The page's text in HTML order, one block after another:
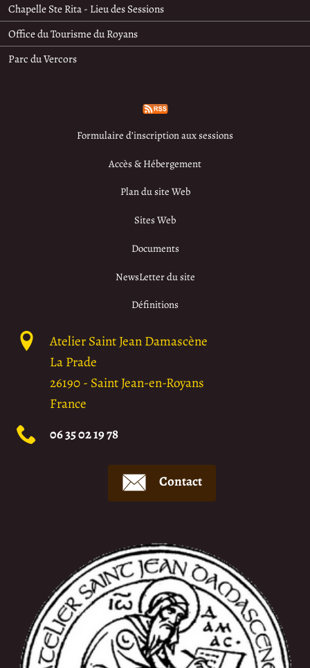
Chapelle Ste Rita - Lieu des Sessions
Office du Tourisme du Royans
Parc du Vercors
Formulaire d’inscription aux sessions
Accès & Hébergement
Plan du site Web
Sites Web
Documents
NewsLetter du site
Définitions
Atelier Saint Jean Damascène
La Prade
26190- Saint Jean-en-Royans
France
06 35 02 19 78
Contact